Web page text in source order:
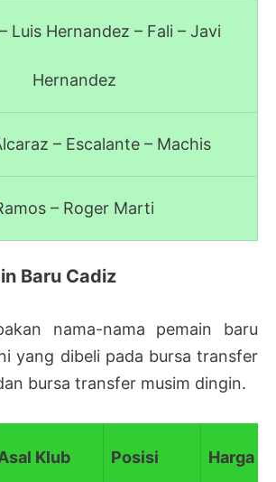
Luis Hernandez – Fali – Javi
Hernandez
– Escalante – Machis
– Roger Marti
Baru Cadiz
nama-nama pemain baru
yang dibeli pada bursa transfer
bursa transfer musim dingin.
Klub Posisi Harga